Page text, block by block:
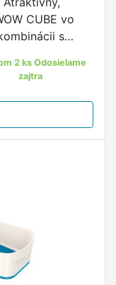
CUBE vo
s
2 ks Odosielame
zajtra